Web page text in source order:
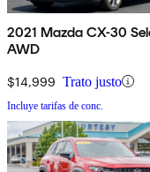
2021 Mazda CX-30
AWD
$14,999 Trato justo
Incluye tarifas de conc.